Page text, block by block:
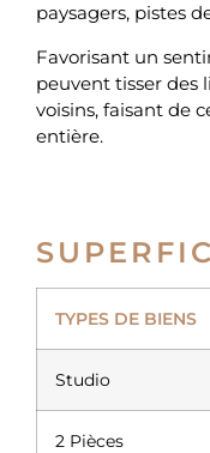
paysagers, pistes
Favorisant un
peuvent tisser des
voisins, faisant de
entière.
TYPES DE BIENS
Studio
2 Pièces